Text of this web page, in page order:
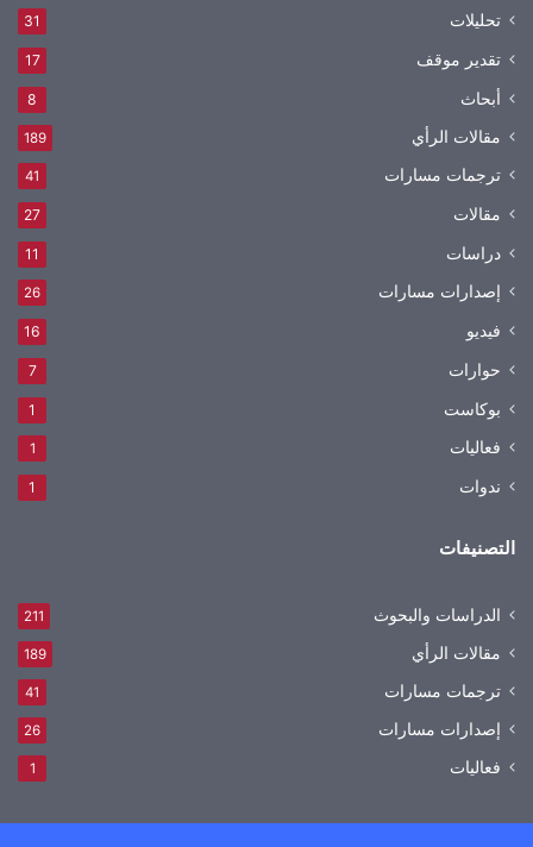
تحليلات 31
تقدير موقف 17
أبحاث 8
مقالات الرأي 189
ترجمات مسارات 41
مقالات 27
دراسات 11
إصدارات مسارات 26
فيديو 16
حوارات 7
بوكاست 1
فعاليات 1
ندوات 1
التصنيفات
الدراسات والبحوث 211
مقالات الرأي 189
ترجمات مسارات 41
إصدارات مسارات 26
فعاليات 1